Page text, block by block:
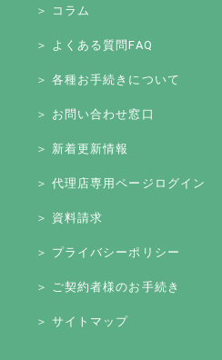
＞ コラム
＞ よくある質問FAQ
＞ 各種お手続きについて
＞ お問い合わせ窓口
＞ 新着更新情報
＞ 代理店専用ページログイン
＞ 資料請求
＞ プライバシーポリシー
＞ ご契約者様のお手続き
＞ サイトマップ